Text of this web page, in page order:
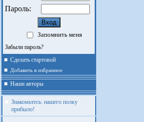
Пароль:
Запомнить меня
Забыли пароль?
Сделать стартовой
Добавить в избранное
Наши авторы
Знакомьтесь: нашего полку
прибыло!